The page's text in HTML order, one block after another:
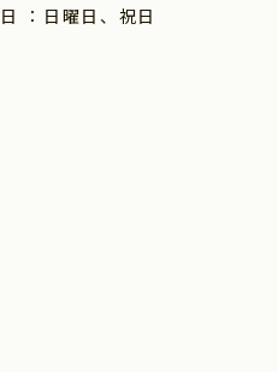
：日曜日、祝日